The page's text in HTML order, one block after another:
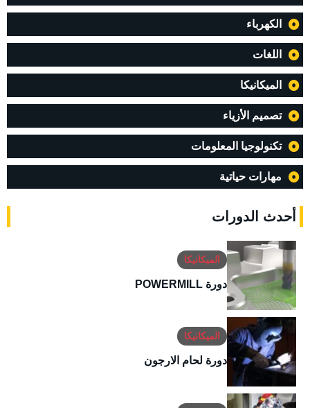
الكهرباء
اللغات
الميكانيكا
تصميم الأزياء
تكنولوجيا المعلومات
مهارات حياتية
أحدث الدورات
الميكانيكا
دورة POWERMILL
الميكانيكا
دورة لحام الارجون